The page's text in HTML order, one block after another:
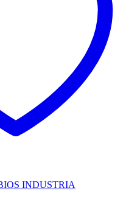
INDUSTRIA